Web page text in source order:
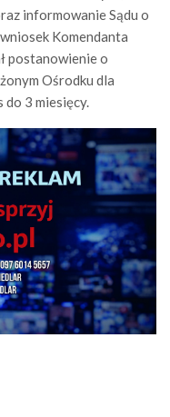
informowanie Sądu o
Komendanta
postanowienie o
Ośrodku dla
do 3 miesięcy.